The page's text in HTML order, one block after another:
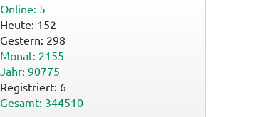
Online: 5
Heute: 152
Gestern: 298
Monat: 2155
Jahr: 90775
Registriert: 6
Gesamt: 344510